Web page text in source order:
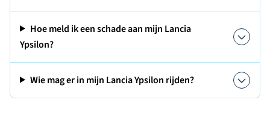
Hoe meld ik een schade aan mijn Lancia
Ypsilon?
Wie mag er in mijn Lancia Ypsilon rijden?